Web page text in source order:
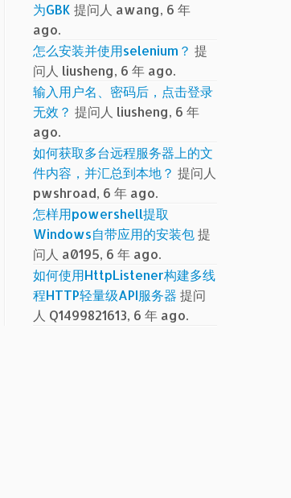
为GBK 提问人 awang, 6 年
ago.
怎么安装并使用selenium？ 提
问人 liusheng, 6 年 ago.
输入用户名、密码后，点击登录
无效？ 提问人 liusheng, 6 年
ago.
如何获取多台远程服务器上的文
件内容，并汇总到本地？ 提问人
pwshroad, 6 年 ago.
怎样用powershell提取
Windows自带应用的安装包提
问人 a0195, 6 年 ago.
如何使用HttpListener构建多线
程HTTP轻量级API服务器 提问
人 Q1499821613, 6 年 ago.